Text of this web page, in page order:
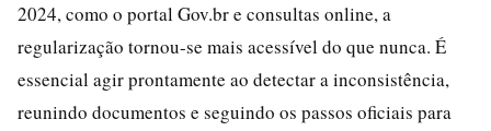
2024, como o portal Gov.br e consultas online, a
regularização tornou-se mais acessível do que nunca. É
essencial agir prontamente ao detectar a inconsistência,
reunindo documentos e seguindo os passos oficiais para